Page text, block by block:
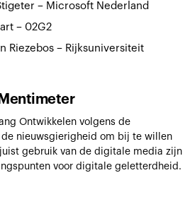
– Microsoft Nederland
– 02G2
Riezebos – Rijksuniversiteit
Ontwikkelen volgens de
nieuwsgierigheid om bij te willen
gebruik van de digitale media zijn
voor digitale geletterdheid.